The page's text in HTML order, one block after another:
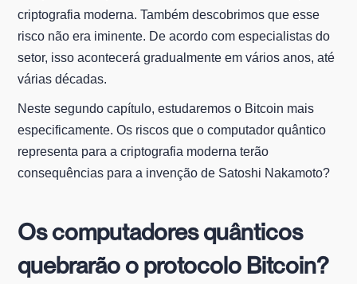
criptografia moderna. Também descobrimos que esse
risco não era iminente. De acordo com especialistas do
setor, isso acontecerá gradualmente em vários anos, até
várias décadas.
Neste segundo capítulo, estudaremos o Bitcoin mais
especificamente. Os riscos que o computador quântico
representa para a criptografia moderna terão
consequências para a invenção de Satoshi Nakamoto?
Os computadores quânticos
quebrarão o protocolo Bitcoin?